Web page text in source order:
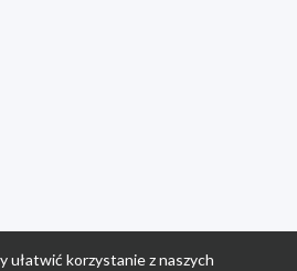
ułatwić korzystanie z naszych